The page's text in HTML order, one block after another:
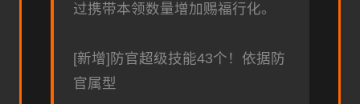
过携带本领数量增加赐福行化。
[新增]防官超级技能43个！依据防
官属型